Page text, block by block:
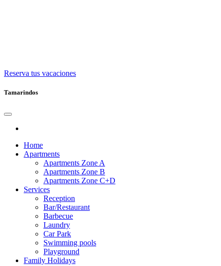
Reserva tus vacaciones
Tamarindos
Home
Apartments
Apartments Zone A
Apartments Zone B
Apartments Zone C+D
Services
Reception
Bar/Restaurant
Barbecue
Laundry
Car Park
Swimming pools
Playground
Family Holidays